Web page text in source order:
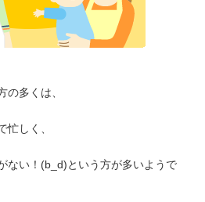
の多くは、
忙しく、
ない！(b_d)という方が多いようで